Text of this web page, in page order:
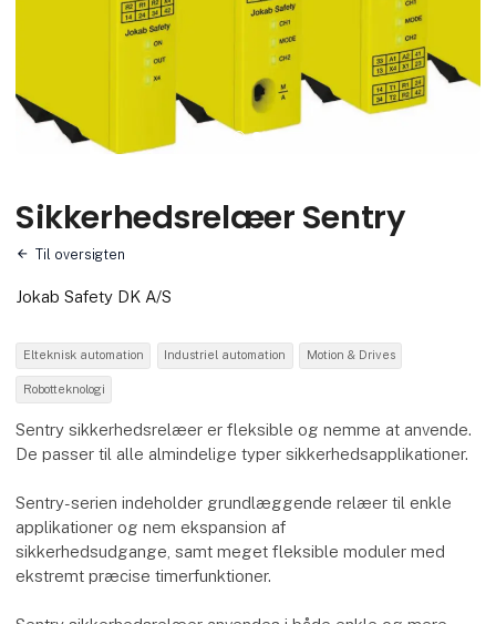
Sikkerhedsrelæer Sentry
Til oversigten
Jokab Safety DK A/S
Elteknisk automation Industriel automation Motion & Drives
Robotteknologi
Sentry sikkerhedsrelæer er fleksible og nemme at anvende.
De passer til alle almindelige typer sikkerhedsapplikationer.
Sentry-serien indeholder grundlæggende relæer til enkle
applikationer og nem ekspansion af
sikkerhedsudgange, samt meget fleksible moduler med
ekstremt præcise timerfunktioner.